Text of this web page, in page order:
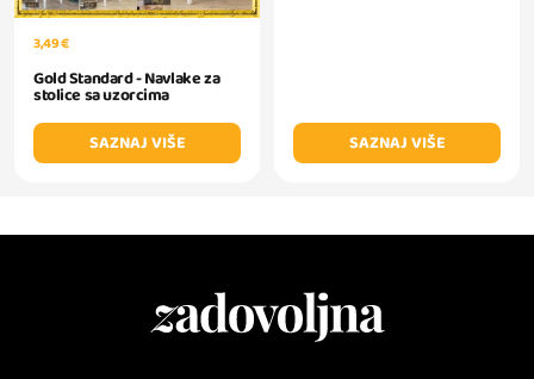
3,49 €
Gold Standard - Navlake za
stolice sa uzorcima
SAZNAJ VIŠE
SAZNAJ VIŠE